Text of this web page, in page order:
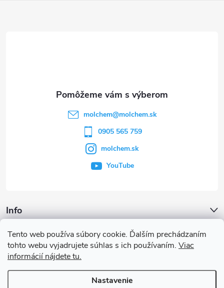
Tento web používa súbory cookie. Ďalším prechádzaním
tohto webu vyjadrujete súhlas s ich používaním. Viac
informácií nájdete tu.
Nastavenie
Info
Iné služby
molchem@molchem.sk
0905 565 759
molchem.sk
YouTube